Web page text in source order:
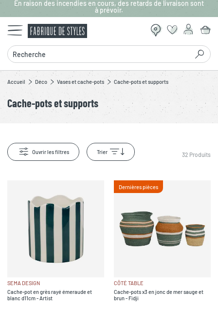
Aller au contenu principal
En raison des incendies en cours, des retards de livraison sont
à prévoir.
Recherche
Accueil Déco Vases et cache-pots Cache-pots et supports
Cache-pots et supports
Ouvrir les filtres Trier 32 Produits
SEMA DESIGN
Cache-pot en grès rayé émeraude et
blanc d11cm - Artist
Dernières pièces
CÔTÉ TABLE
Cache-pots x3 en jonc de mer sauge et
brun - Fidji